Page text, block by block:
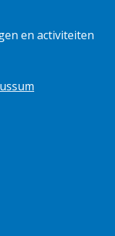
en activiteiten